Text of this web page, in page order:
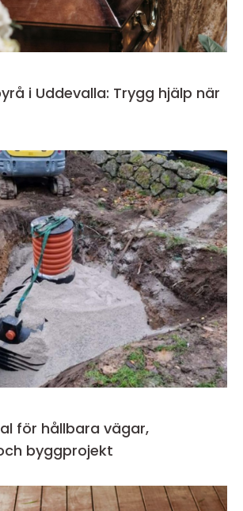
i Uddevalla: Trygg hjälp när
för hållbara vägar,
byggprojekt